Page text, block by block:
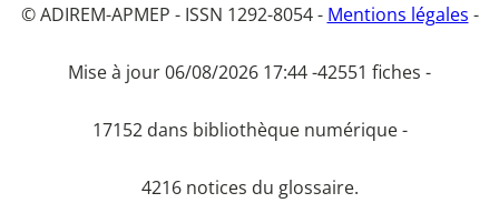
© ADIREM-APMEP - ISSN 1292-8054 - Mentions légales -
Mise à jour 06/08/2026 17:44 -42551 fiches -
17152 dans bibliothèque numérique -
4216 notices du glossaire.